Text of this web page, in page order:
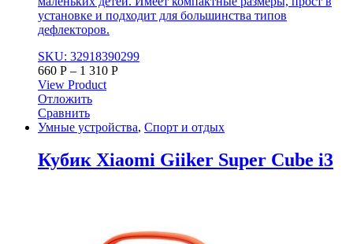
установке и подходит для большинства типов
дефлекторов.
SKU: 32918390299
660 Р – 1 310 Р
View Product
Отложить
Сравнить
Умные устройства, Спорт и отдых
Кубик Xiaomi Giiker Super Cube i3